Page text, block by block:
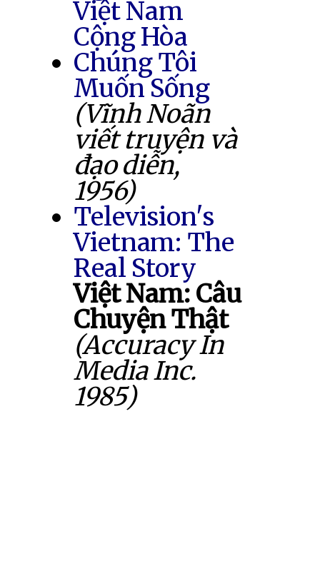
Việt Nam
Cộng Hòa
Chúng Tôi
Muốn Sống
(Vĩnh Noãn
viết truyện và
đạo diễn,
1956)
Television's
Vietnam: The
Real Story
Việt Nam: Câu
Chuyện Thật
(Accuracy In
Media Inc.
1985)